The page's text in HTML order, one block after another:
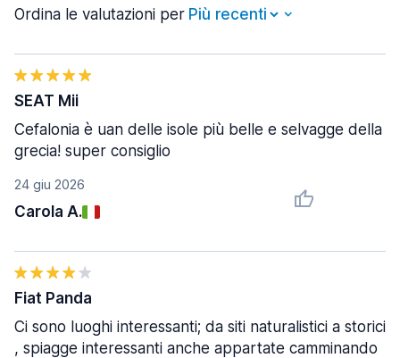
Ordina le valutazioni per
24 giu 2026
Carola A.
SEAT Mii
Cefalonia è uan delle isole più belle e selvagge della
grecia! super consiglio
Fiat Panda
Ci sono luoghi interessanti; da siti naturalistici a storici
, spiagge interessanti anche appartate camminando